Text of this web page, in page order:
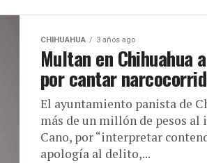
CHIHUAHUA 3 años ago
Multan en Chihuahua
por cantar
El ayuntamiento panista de
más de un millón de pesos
Cano, por “interpretar
apología al delito,...